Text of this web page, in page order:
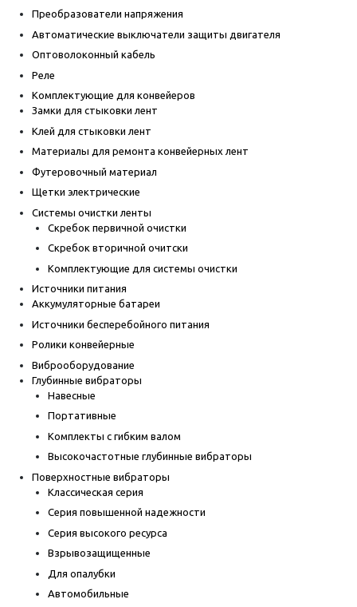
Преобразователи напряжения
Автоматические выключатели защиты двигателя
Оптоволоконный кабель
Реле
Комплектующие для конвейеров
Замки для стыковки лент
Клей для стыковки лент
Материалы для ремонта конвейерных лент
Футеровочный материал
Щетки электрические
Системы очистки ленты
Скребок первичной очистки
Скребок вторичной очитски
Комплектующие для системы очистки
Источники питания
Аккумуляторные батареи
Источники бесперебойного питания
Ролики конвейерные
Виброоборудование
Глубинные вибраторы
Навесные
Портативные
Комплекты с гибким валом
Высокочастотные глубинные вибраторы
Поверхностные вибраторы
Классическая серия
Серия повышенной надежности
Серия высокого ресурса
Взрывозащищенные
Для опалубки
Автомобильные